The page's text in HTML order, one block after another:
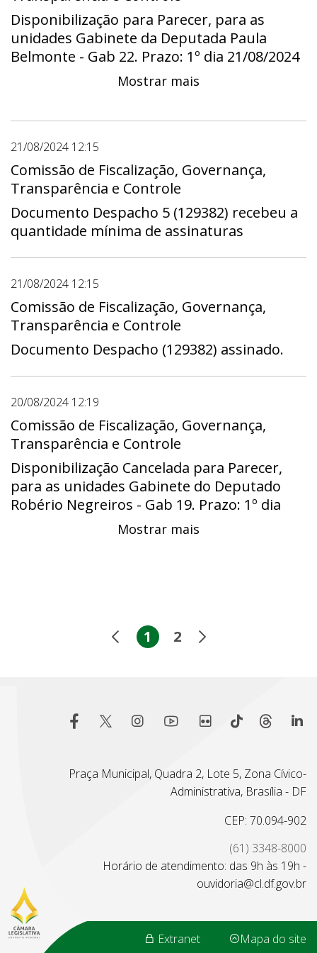
Daniel de Castro - Gab 07, Gabinete da
Deputada Paula Belmonte - Gab 22,
Gabinete do Deputado Pepa - Gab 12,
13, Gabinete do Deputado Rogério Morro da
Thiago Manzoni - Gab 08, Gabinete do
Deputado Wellington Luiz - Gab 17. Prazo:
1º dia 20/02/2025 - 00:00 a útimo dia
26/02/2025 - 23:59
Disponibilização para Parecer, para as
unidades Gabinete da Deputada Paula
Belmonte - Gab 22. Prazo: 1º dia 21/08/2024
- 00:00 a útimo dia 03/09/2024 - 23:59
Mostrar mais
21/08/2024 12:15
Comissão de Fiscalização, Governança,
Transparência e Controle
Documento Despacho 5 (129382) recebeu a
quantidade mínima de assinaturas
21/08/2024 12:15
Comissão de Fiscalização, Governança,
Transparência e Controle
Documento Despacho (129382) assinado.
20/08/2024 12:19
Comissão de Fiscalização, Governança,
Transparência e Controle
Disponibilização Cancelada para Parecer,
para as unidades Gabinete do Deputado
Robério Negreiros - Gab 19. Prazo: 1º dia
13/11/2023 - 00:00 a último dia 28/11/2023 -
Mostrar mais
1 2
Praça Municipal, Quadra 2, Lote 5, Zona Cívico-
Administrativa, Brasília - DF
CEP: 70.094-902
(61) 3348-8000
Horário de atendimento: das 9h às 19h -
ouvidoria@cl.df.gov.br
Extranet Mapa do site